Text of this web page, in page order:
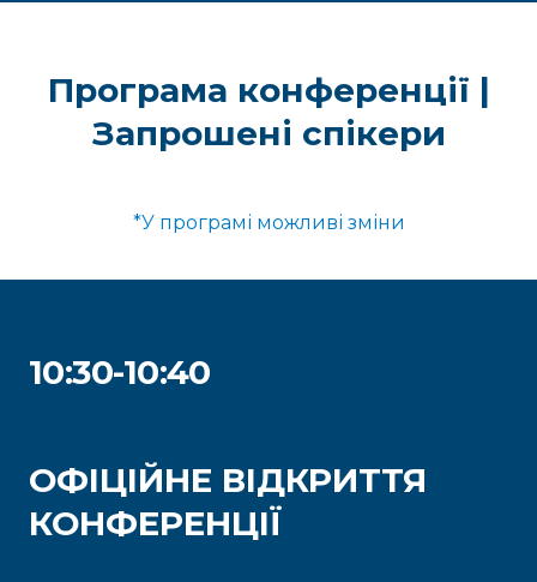
Програма конференції |
Запрошені спікери
*У програмі можливі зміни
10:30-10:40
ОФІЦІЙНЕ ВІДКРИТТЯ
КОНФЕРЕНЦІЇ